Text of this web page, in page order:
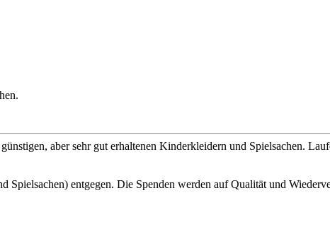
aber sehr gut erhaltenen Kinderkleidern und Spielsachen.
entgegen. Die Spenden werden auf Qualität und